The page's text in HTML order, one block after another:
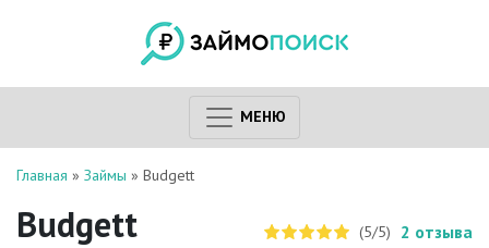
МЕНЮ
Главная » Займы » Budgett
Budgett (5/5) 2 отзыва